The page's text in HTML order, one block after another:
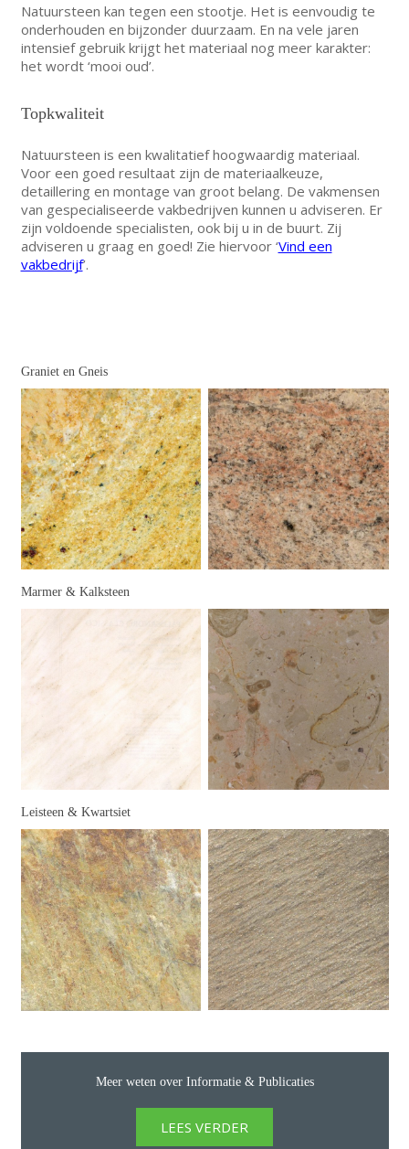
Natuursteen kan tegen een stootje. Het is eenvoudig te
onderhouden en bijzonder duurzaam. En na vele jaren
intensief gebruik krijgt het materiaal nog meer karakter:
het wordt ‘mooi oud’.
Topkwaliteit
Natuursteen is een kwalitatief hoogwaardig materiaal.
Voor een goed resultaat zijn de materiaalkeuze,
detaillering en montage van groot belang. De vakmensen
van gespecialiseerde vakbedrijven kunnen u adviseren. Er
zijn voldoende specialisten, ook bij u in de buurt. Zij
adviseren u graag en goed! Zie hiervoor ‘Vind een
vakbedrijf’.
Graniet en Gneis
Marmer & Kalksteen
Leisteen & Kwartsiet
Meer weten over Informatie & Publicaties
LEES VERDER